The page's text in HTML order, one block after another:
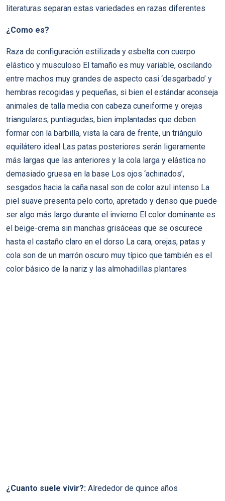
literaturas separan estas variedades en razas diferentes
¿Como es?
Raza de configuración estilizada y esbelta con cuerpo
elástico y musculoso El tamaño es muy variable, oscilando
entre machos muy grandes de aspecto casi ‘desgarbado’ y
hembras recogidas y pequeñas, si bien el estándar aconseja
animales de talla media con cabeza cuneiforme y orejas
triangulares, puntiagudas, bien implantadas que deben
formar con la barbilla, vista la cara de frente, un triángulo
equilátero ideal Las patas posteriores serán ligeramente
más largas que las anteriores y la cola larga y elástica no
demasiado gruesa en la base Los ojos ‘achinados’,
sesgados hacia la caña nasal son de color azul intenso La
piel suave presenta pelo corto, apretado y denso que puede
ser algo más largo durante el invierno El color dominante es
el beige-crema sin manchas grisáceas que se oscurece
hasta el castaño claro en el dorso La cara, orejas, patas y
cola son de un marrón oscuro muy tí­pico que también es el
color básico de la nariz y las almohadillas plantares
¿Cuanto suele vivir?: Alrededor de quince años